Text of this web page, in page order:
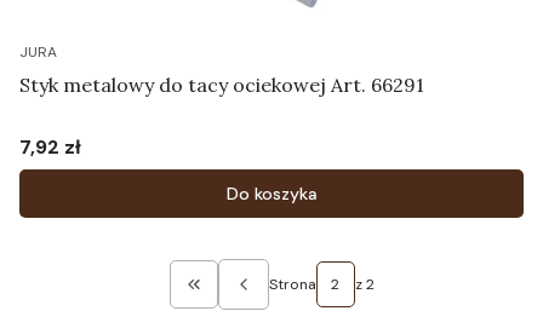
JURA
Styk metalowy do tacy ociekowej Art. 66291
Cena
7,92 zł
Do koszyka
Wróć do pierwszej strony z produktami
Strona z 2